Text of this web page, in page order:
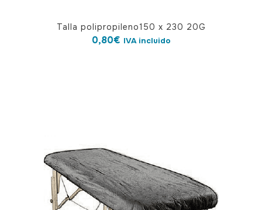
Talla polipropileno150 x 230 20G
0,80€ IVA incluido